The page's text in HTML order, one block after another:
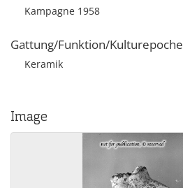
Kampagne 1958
Gattung/Funktion/Kulturepoche
Keramik
Image